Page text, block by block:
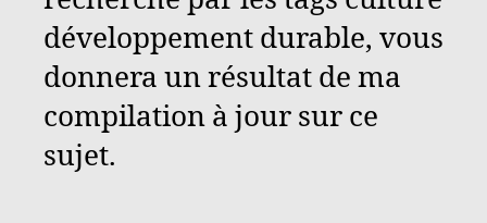
développement durable, vous
donnera un résultat de ma
compilation à jour sur ce
sujet.